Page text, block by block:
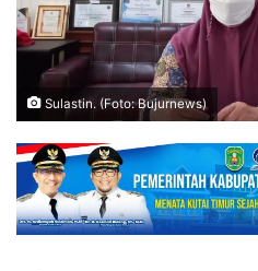
Sulastin. (Foto: Bujurnews)